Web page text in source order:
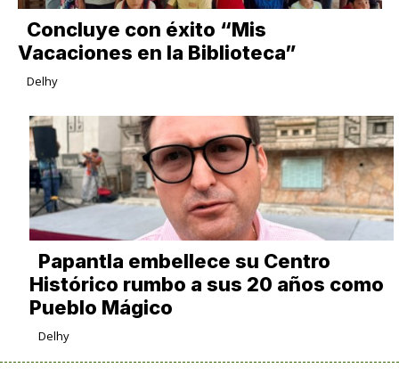
Concluye con éxito “Mis
Vacaciones en la Biblioteca”
Delhy
Papantla embellece su Centro
Histórico rumbo a sus 20 años como
Pueblo Mágico
Delhy